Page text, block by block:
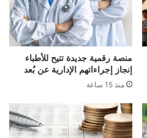
منصة رقمية جديدة تتيح للأطباء
إنجاز إجراءاتهم الإدارية عن بُعد
منذ 15 ساعة